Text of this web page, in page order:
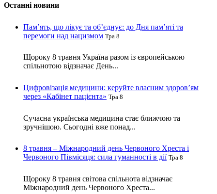
Останні новини
Пам’ять, що лікує та об’єднує: до Дня пам’яті та
перемоги над нацизмом Тра 8
Щороку 8 травня Україна разом із європейською
спільнотою відзначає День...
Цифровізація медицини: керуйте власним здоров’ям
через «Кабінет пацієнта» Тра 8
Сучасна українська медицина стає ближчою та
зручнішою. Сьогодні вже понад...
8 травня – Міжнародний день Червоного Хреста і
Червоного Півмісяця: сила гуманності в дії Тра 8
Щороку 8 травня світова спільнота відзначає
Міжнародний день Червоного Хреста...